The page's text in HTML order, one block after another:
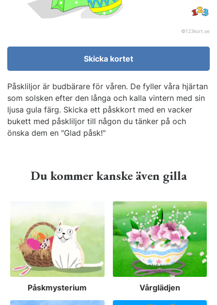
©123kort.se
Skicka kortet
Påskliljor är budbärare för våren. De fyller våra hjärtan
som solsken efter den långa och kalla vintern med sin
ljusa gula färg. Skicka ett påskkort med en vacker
bukett med påskliljor till någon du tänker på och
önska dem en "Glad påsk!"
Du kommer kanske även gilla
Påskmysterium Vårglädjen